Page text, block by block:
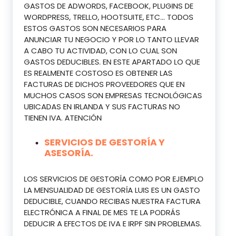
GASTOS DE ADWORDS, FACEBOOK, PLUGINS DE
WORDPRESS, TRELLO, HOOTSUITE, ETC… TODOS
ESTOS GASTOS SON NECESARIOS PARA
ANUNCIAR TU NEGOCIO Y POR LO TANTO LLEVAR
A CABO TU ACTIVIDAD, CON LO CUAL SON
GASTOS DEDUCIBLES. EN ESTE APARTADO LO QUE
ES REALMENTE COSTOSO ES OBTENER LAS
FACTURAS DE DICHOS PROVEEDORES QUE EN
MUCHOS CASOS SON EMPRESAS TECNOLÓGICAS
UBICADAS EN IRLANDA Y SUS FACTURAS NO
TIENEN IVA. ATENCIÓN
SERVICIOS DE GESTORÍA Y
ASESORÍA.
LOS SERVICIOS DE GESTORÍA COMO POR EJEMPLO
LA MENSUALIDAD DE GESTORÍA LUIS ES UN GASTO
DEDUCIBLE, CUANDO RECIBAS NUESTRA FACTURA
ELECTRÓNICA A FINAL DE MES TE LA PODRÁS
DEDUCIR A EFECTOS DE IVA E IRPF SIN PROBLEMAS.